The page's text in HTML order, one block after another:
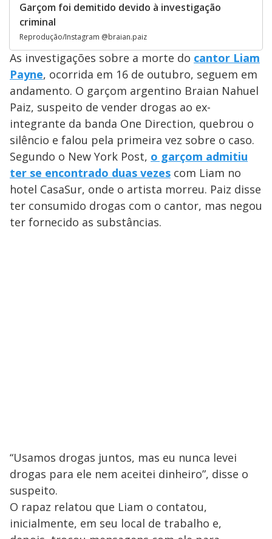
Garçom foi demitido devido à investigação
criminal
Reprodução/Instagram @braian.paiz
As investigações sobre a morte do cantor Liam
Payne, ocorrida em 16 de outubro, seguem em
andamento. O garçom argentino Braian Nahuel
Paiz, suspeito de vender drogas ao ex-
integrante da banda One Direction, quebrou o
silêncio e falou pela primeira vez sobre o caso.
Segundo o New York Post, o garçom admitiu
ter se encontrado duas vezes com Liam no
hotel CasaSur, onde o artista morreu. Paiz disse
ter consumido drogas com o cantor, mas negou
ter fornecido as substâncias.
“Usamos drogas juntos, mas eu nunca levei
drogas para ele nem aceitei dinheiro”, disse o
suspeito.
O rapaz relatou que Liam o contatou,
inicialmente, em seu local de trabalho e,